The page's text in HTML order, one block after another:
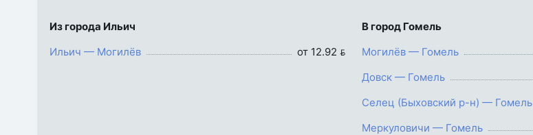
Из города Ильич
Ильич — Могилёв
от 12.92 
В город Гомель
Могилёв — Гомель
Довск — Гомель
Селец (Быховский р-н) — Гомель
Меркуловичи — Гомель